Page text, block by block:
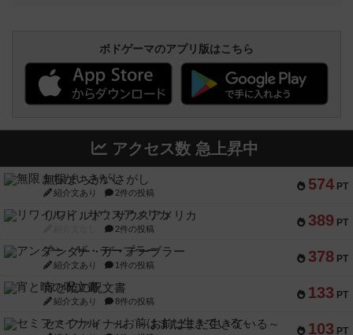
ボドゲーマのアプリ版はこちら
アクセス数 急上昇中
574 PT
無限まちがいさがし
紹介文あり 2件の投稿
389 PT
リワイルド：サウスアメリカ
2件の投稿
378 PT
アンダー・ザ・テーブラー
紹介文あり 1件の投稿
133 PT
宵と暁の呪文書
紹介文あり 8件の投稿
103 PT
セミファイナル ～お前はまだ生きている～